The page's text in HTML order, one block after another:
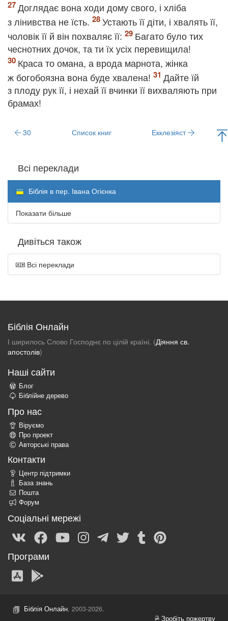
Доглядає вона ходи дому свого, і хліба
з лінивства не їсть.
Устають її діти, і хвалять її,
чоловік її й він похваляє її:
Багато було тих
чеснотних дочок, та ти їх усіх перевищила!
Краса то омана, а врода марнота, жінка
ж богобоязна вона буде хвалена!
Дайте їй
з плоду рук її, і нехай її вчинки її вихваляють при
брамах!
30 Список книг Екклезіяст
Всі переклади
Біблія в пер. Івана Огієнка
Показати більше
Дивіться також
Всі переклади
Біблія Онлайн
І ширилось Слово Господнє по цілій країні. (Діяння св.
апостолів)
Наші сайти
Блог
Біблійне дерево
Про нас
Віруємо
Про проект
Авторські права
Контакти
Центр підтримки
База знань
Пошта
Форум
Соціальні мережі
Програми
Біблія Онлайн, 2003-2026.
Зробіть пожертву